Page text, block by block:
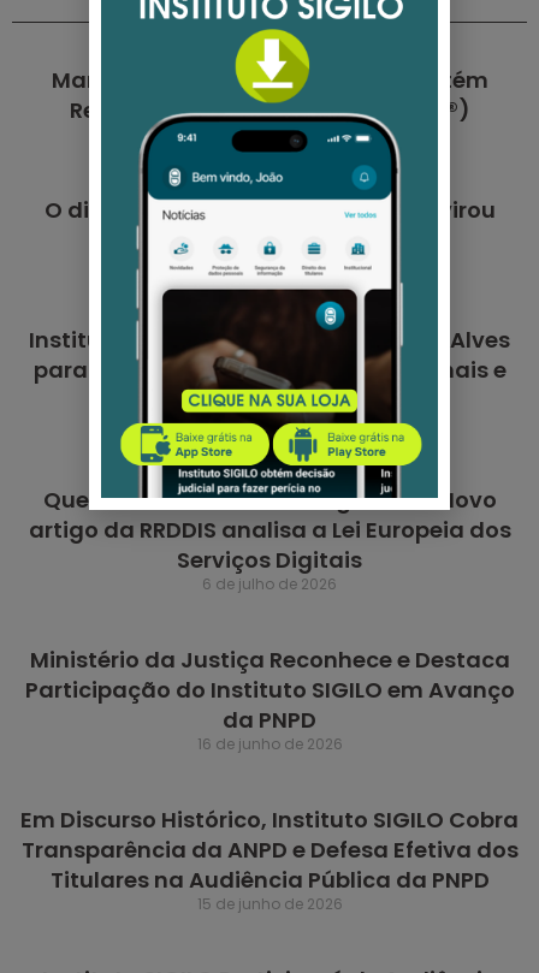
Marco Histórico: Instituto SIGILO obtém
Registro Oficial de Marca no INPI (®)
7 de agosto de 2026
O dia em que a proteção de dados virou
campanha
20 de julho de 2026
Instituto SIGILO anuncia Maíra Feltrin Alves
para as áreas de Relações Institucionais e
Jurídica
8 de julho de 2026
Quem deve fiscalizar as Big Techs? Novo
artigo da RRDDIS analisa a Lei Europeia dos
Serviços Digitais
6 de julho de 2026
Ministério da Justiça Reconhece e Destaca
Participação do Instituto SIGILO em Avanço
da PNPD
16 de junho de 2026
Em Discurso Histórico, Instituto SIGILO Cobra
Transparência da ANPD e Defesa Efetiva dos
Titulares na Audiência Pública da PNPD
15 de junho de 2026